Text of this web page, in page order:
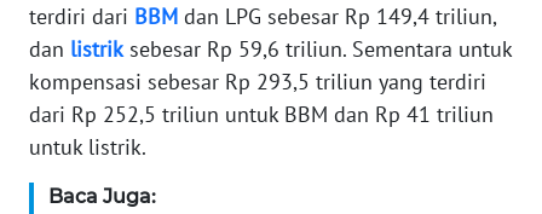
terdiri dari BBM dan LPG sebesar Rp 149,4 triliun,
dan listrik sebesar Rp 59,6 triliun. Sementara untuk
kompensasi sebesar Rp 293,5 triliun yang terdiri
dari Rp 252,5 triliun untuk BBM dan Rp 41 triliun
untuk listrik.
Baca Juga:
WN
WN
PAPUA